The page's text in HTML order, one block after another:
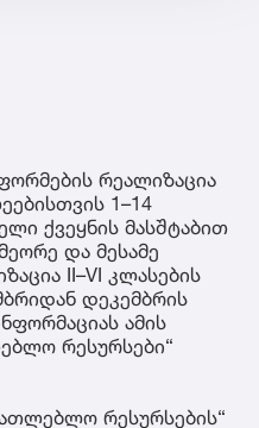
რეალიზაცია
1–14
ქვეყნის მასშტაბით
და მესამე
II–VI კლასების
დეკემბრის
ამის
რესურსები“
რესურსების“